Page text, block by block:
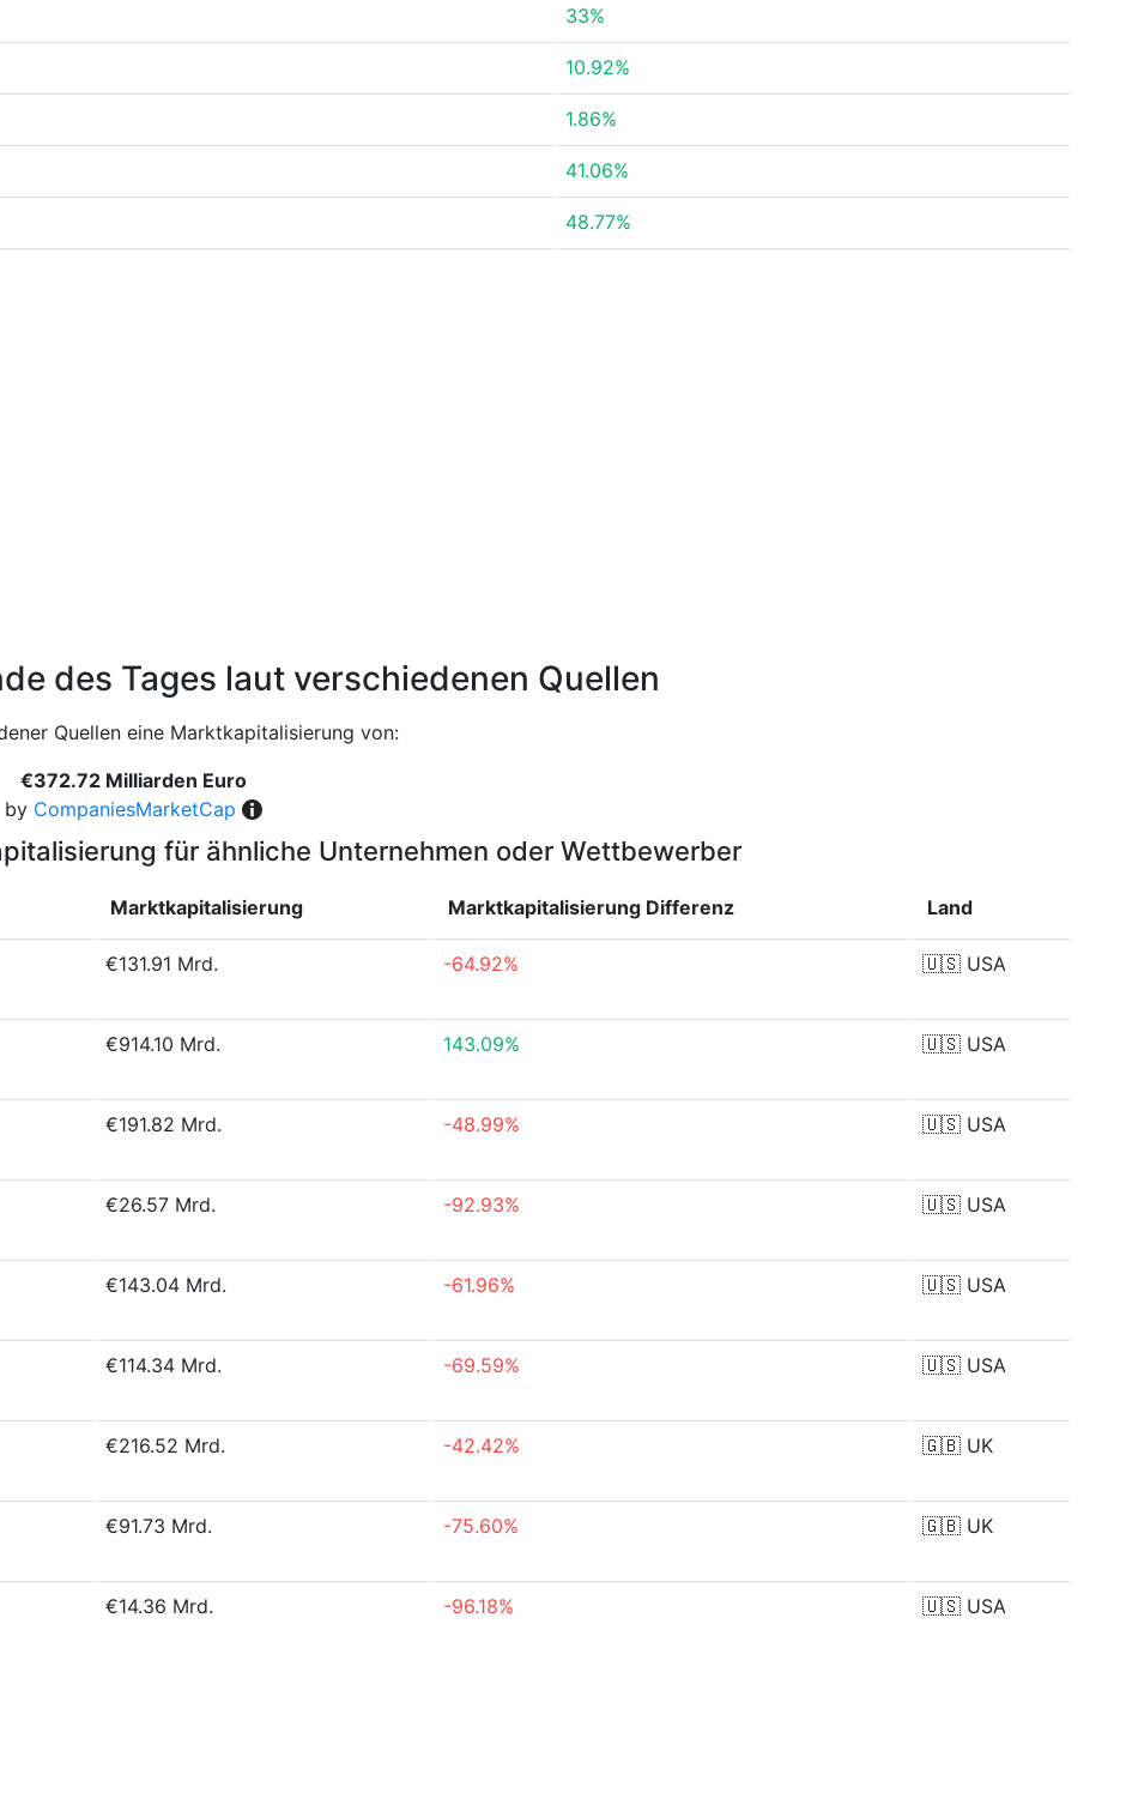
33%
10.92%
1.86%
41.06%
48.77%
des Tages laut verschiedenen Quellen
Quellen eine Marktkapitalisierung von:
€372.72 Milliarden Euro
by CompaniesMarketCap
für ähnliche Unternehmen oder Wettbewerber
Marktkapitalisierung Marktkapitalisierung Differenz Land
€131.91 Mrd. -64.92% 🇺🇸 USA
€914.10 Mrd. 143.09% 🇺🇸 USA
€191.82 Mrd. -48.99% 🇺🇸 USA
€26.57 Mrd. -92.93% 🇺🇸 USA
€143.04 Mrd. -61.96% 🇺🇸 USA
€114.34 Mrd. -69.59% 🇺🇸 USA
€216.52 Mrd. -42.42% 🇬🇧 UK
€91.73 Mrd. -75.60% 🇬🇧 UK
€14.36 Mrd. -96.18% 🇺🇸 USA